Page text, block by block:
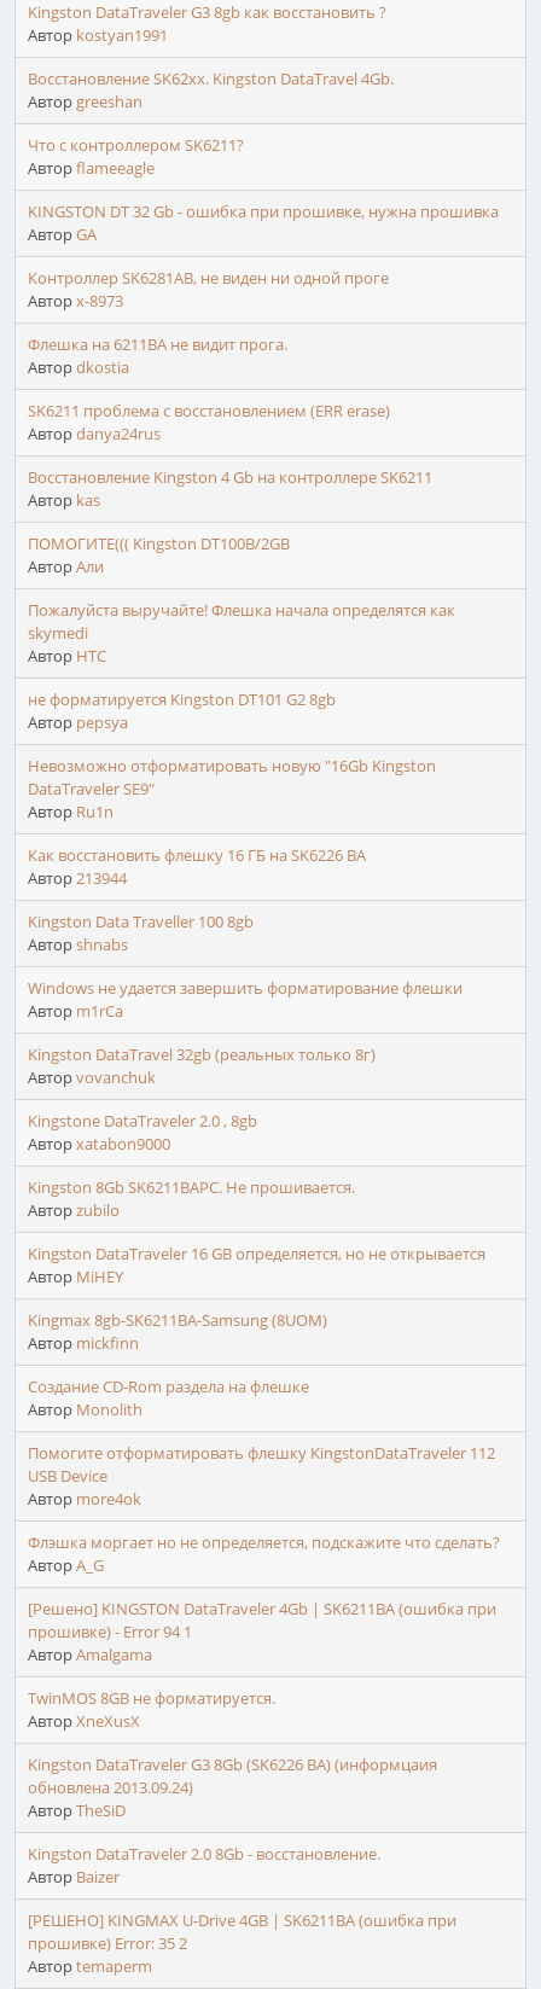
Kingston DataTraveler G3 8gb как восстановить ?
Автор kostyan1991
Восстановление SK62xx. Kingston DataTravel 4Gb.
Автор greeshan
Что с контроллером SK6211?
Авторflameeagle
KINGSTON DT 32 Gb - ошибка при прошивке, нужна прошивка
АвторGA
Контроллер SK6281AB, не виден ни одной проге
Авторx-8973
Флешка на 6211BA не видит прога.
Авторdkostia
SK6211 проблема с восстановлением (ERR erase)
Авторdanya24rus
Восстановление Kingston 4 Gb на контроллере SK6211
Автор kas
ПОМОГИТЕ((( Kingston DT100B/2GB
АвторАли
Пожалуйста выручайте! Флешка начала определятся как
skymedi
Автор HTC
не форматируется Kingston DT101 G2 8gb
Автор pepsya
Невозможно отформатировать новую "16Gb Kingston
DataTraveler SE9"
Автор Ru1n
Как восстановить флешку 16 ГБ на SK6226 BA
Автор213944
Kingston Data Traveller 100 8gb
Авторshnabs
Windows не удается завершить форматирование флешки
Автор m1rCa
Kingston DataTravel 32gb (реальных только 8г)
Авторvovanchuk
Kingstone DataTraveler 2.0 , 8gb
Авторxatabon9000
Kingston 8Gb SK6211BAPC. Не прошивается.
Авторzubilo
Kingston DataTraveler 16 GB определяется, но не открывается
Автор MiHEY
Kingmax 8gb-SK6211BA-Samsung (8UOM)
Автор mickfinn
Создание CD-Rom раздела на флешке
Автор Monolith
Помогите отформатировать флешку KingstonDataTraveler 112
USB Device
Автор more4ok
Флэшка моргает но не определяется, подскажите что сделать?
АвторA_G
[Решено] KINGSTON DataTraveler 4Gb | SK6211BA (ошибка при
прошивке) - Error 94 1
АвторAmalgama
TwinMOS 8GB не форматируется.
АвторXneXusX
Kingston DataTraveler G3 8Gb (SK6226 BA) (информцаия
обновлена 2013.09.24)
АвторTheSiD
Kingston DataTraveler 2.0 8Gb - восстановление.
Автор Baizer
[РЕШЕНО] KINGMAX U-Drive 4GB | SK6211BA (ошибка при
прошивке) Error: 35 2
Авторtemaperm